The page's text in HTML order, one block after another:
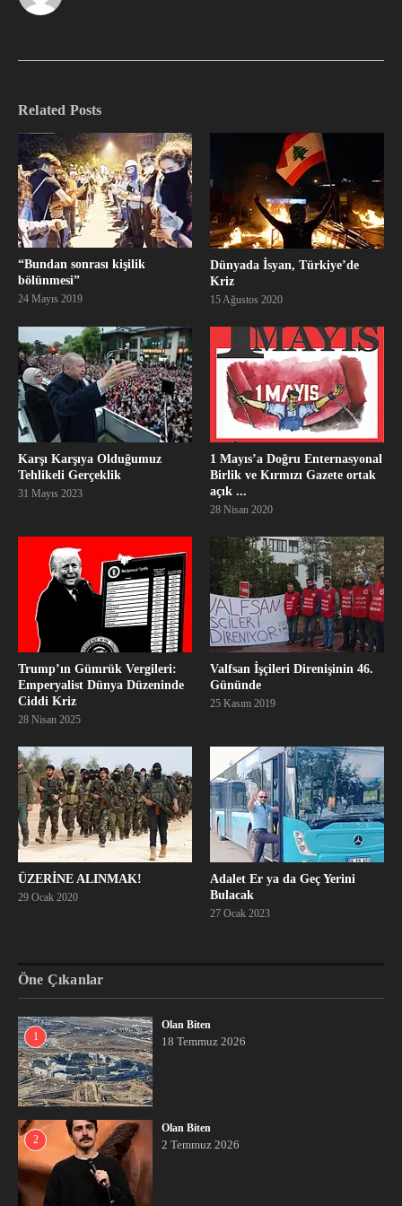
Related Posts
“Bundan sonrası kişilik
bölünmesi”
24 Mayıs 2019
Dünyada İsyan, Türkiye’de
Kriz
15 Ağustos 2020
Karşı Karşıya Olduğumuz
Tehlikeli Gerçeklik
31 Mayıs 2023
1 Mayıs’a Doğru Enternasyonal
Birlik ve Kırmızı Gazete ortak
açık ...
28 Nisan 2020
Trump’ın Gümrük Vergileri:
Emperyalist Dünya Düzeninde
Ciddi Kriz
28 Nisan 2025
Valfsan İşçileri Direnişinin 46.
Gününde
25 Kasım 2019
ÜZERİNE ALINMAK!
29 Ocak 2020
Adalet Er ya da Geç Yerini
Bulacak
27 Ocak 2023
Öne Çıkanlar
1
Olan Biten
18 Temmuz 2026
2
Olan Biten
2 Temmuz 2026